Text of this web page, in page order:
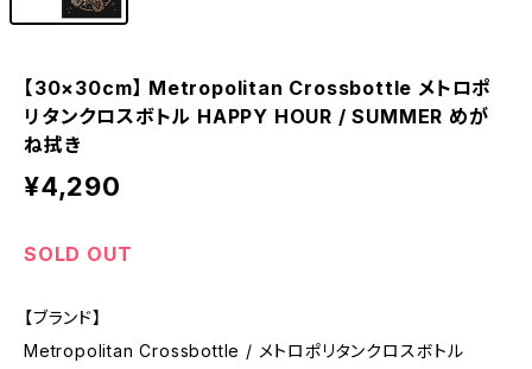
【30×30cm】 Metropolitan Crossbottle メトロポ
リタンクロスボトル HAPPY HOUR / SUMMER めが
ね拭き
¥4,290
SOLD OUT
【ブランド】
Metropolitan Crossbottle / メトロポリタンクロスボトル